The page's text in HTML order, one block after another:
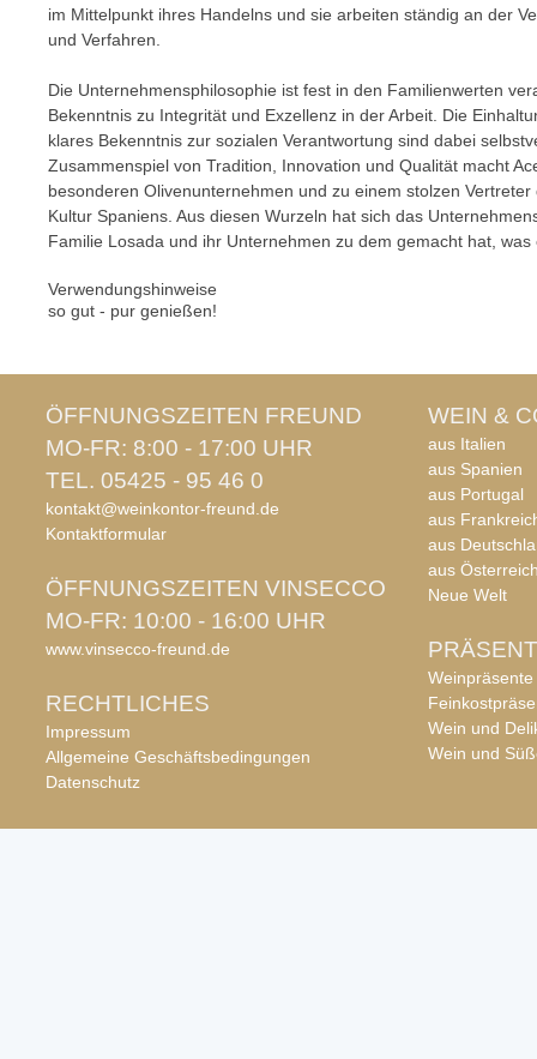
im Mittelpunkt ihres Handelns und sie arbeiten ständig an der
und Verfahren.
Die Unternehmensphilosophie ist fest in den Familienwerten
Bekenntnis zu Integrität und Exzellenz in der Arbeit. Die
klares Bekenntnis zur sozialen Verantwortung sind dabei
Zusammenspiel von Tradition, Innovation und Qualität macht
besonderen Olivenunternehmen und zu einem stolzen
Kultur Spaniens. Aus diesen Wurzeln hat sich das
Familie Losada und ihr Unternehmen zu dem gemacht hat, was
Verwendungshinweise
so gut - pur genießen!
ÖFFNUNGSZEITEN FREUND
MO-FR: 8:00 - 17:00 UHR
TEL. 05425 - 95 46 0
kontakt@weinkontor-freund.de
Kontaktformular
ÖFFNUNGSZEITEN VINSECCO
MO-FR: 10:00 - 16:00 UHR
www.vinsecco-freund.de
RECHTLICHES
Impressum
Allgemeine Geschäftsbedingungen
Datenschutz
WEIN &
aus Italien
aus Spanien
aus Portugal
aus
aus
aus
Neue Welt
Weinpräsente
Wein und
Wein und